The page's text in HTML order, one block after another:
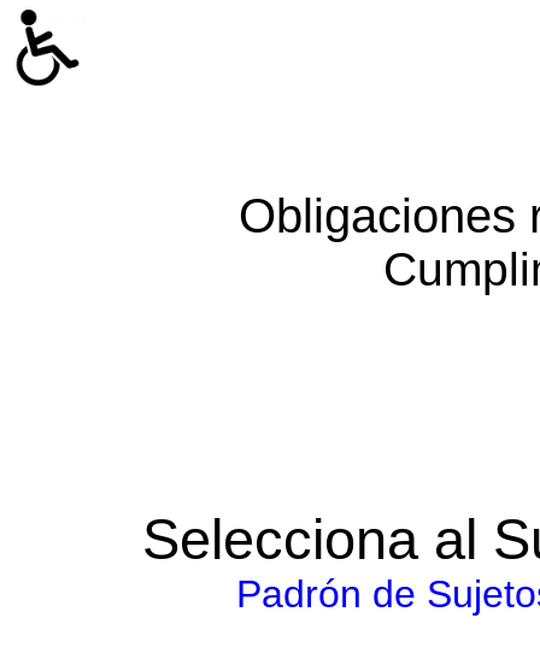
Obligaciones
Selecciona al
Padrón de